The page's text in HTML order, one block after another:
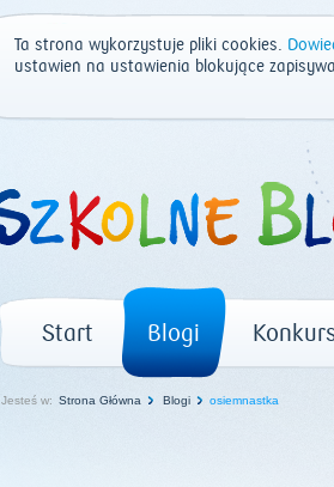
Ta strona wykorzystuje pliki cookies.
ustawień na ustawienia blokujące
Start Blogi
Jesteś w: Strona Główna Blogi osiemnastka